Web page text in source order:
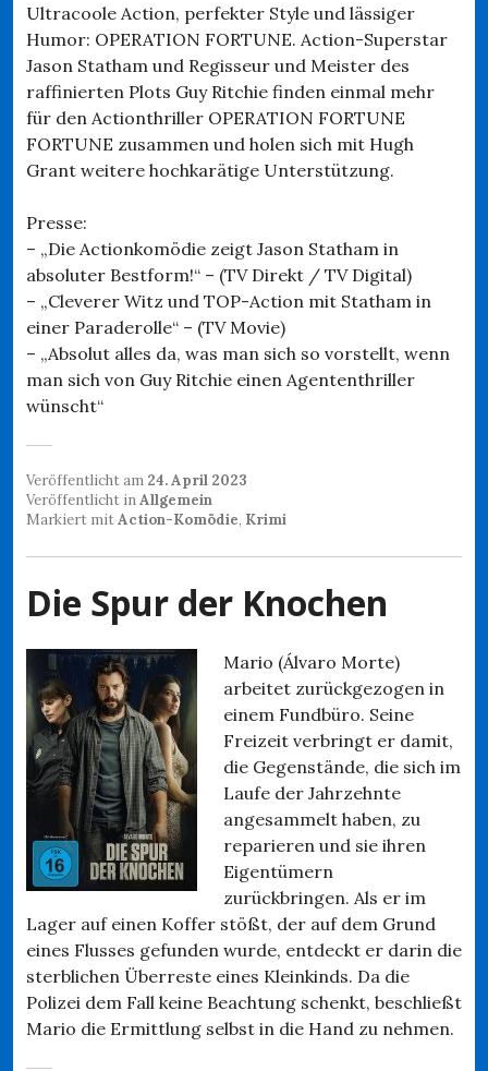
Ultracoole Action, perfekter Style und lässiger
Humor: OPERATION FORTUNE. Action-Superstar
Jason Statham und Regisseur und Meister des
raffinierten Plots Guy Ritchie finden einmal mehr
für den Actionthriller OPERATION FORTUNE
FORTUNE zusammen und holen sich mit Hugh
Grant weitere hochkarätige Unterstützung.
Presse:
– „Die Actionkomödie zeigt Jason Statham in
absoluter Bestform!“ – (TV Direkt / TV Digital)
– „Cleverer Witz und TOP-Action mit Statham in
einer Paraderolle“ – (TV Movie)
– „Absolut alles da, was man sich so vorstellt, wenn
man sich von Guy Ritchie einen Agententhriller
wünscht“
Veröffentlicht am 24. April 2023
Veröffentlicht inAllgemein
Markiert mitAction-Komödie, Krimi
Die Spur der Knochen
Mario (Álvaro Morte)
arbeitet zurückgezogen in
einem Fundbüro. Seine
Freizeit verbringt er damit,
die Gegenstände, die sich im
Laufe der Jahrzehnte
angesammelt haben, zu
reparieren und sie ihren
Eigentümern
zurückbringen. Als er im
Lager auf einen Koffer stößt, der auf dem Grund
eines Flusses gefunden wurde, entdeckt er darin die
sterblichen Überreste eines Kleinkinds. Da die
Polizei dem Fall keine Beachtung schenkt, beschließt
Mario die Ermittlung selbst in die Hand zu nehmen.